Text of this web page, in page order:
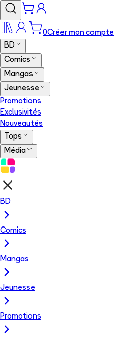
0Créer mon compte
BD
Comics
Mangas
Jeunesse
Promotions
Exclusivités
Nouveautés
Tops
Média
BD
Comics
Mangas
Jeunesse
Promotions